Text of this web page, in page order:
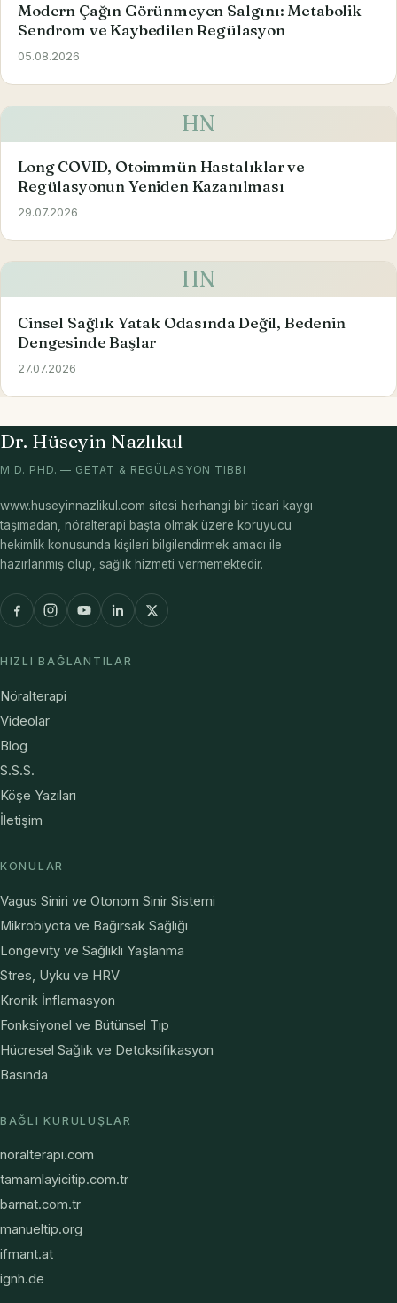
Modern Çağın Görünmeyen Salgını: Metabolik
Sendrom ve Kaybedilen Regülasyon
05.08.2026
HN
Long COVID, Otoimmün Hastalıklar ve
Regülasyonun Yeniden Kazanılması
29.07.2026
HN
Cinsel Sağlık Yatak Odasında Değil, Bedenin
Dengesinde Başlar
27.07.2026
Dr. Hüseyin Nazlıkul
M.D. PHD. — GETAT & REGÜLASYON TIBBI
www.huseyinnazlikul.com sitesi herhangi bir ticari kaygı
taşımadan, nöralterapi başta olmak üzere koruyucu
hekimlik konusunda kişileri bilgilendirmek amacı ile
hazırlanmış olup, sağlık hizmeti vermemektedir.
HIZLI BAĞLANTILAR
Nöralterapi
Videolar
Blog
S.S.S.
Köşe Yazıları
İletişim
KONULAR
Vagus Siniri ve Otonom Sinir Sistemi
Mikrobiyota ve Bağırsak Sağlığı
Longevity ve Sağlıklı Yaşlanma
Stres, Uyku ve HRV
Kronik İnflamasyon
Fonksiyonel ve Bütünsel Tıp
Hücresel Sağlık ve Detoksifikasyon
Basında
BAĞLI KURULUŞLAR
noralterapi.com
tamamlayicitip.com.tr
barnat.com.tr
manueltip.org
ifmant.at
ignh.de